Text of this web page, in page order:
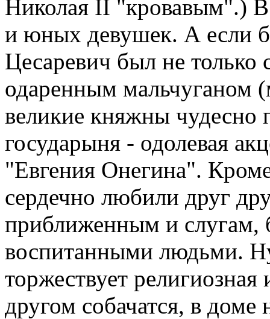
Николая II "кровавым".) В
и юных девушек. А если
Цесаревич был не
одаренным мальчуганом
великие княжны чудесно
государыня - одолевая
"Евгения Онегина".
сердечно любили друг
приближенным и слугам,
воспитанными людьми.
торжествует
другом собачатся, в